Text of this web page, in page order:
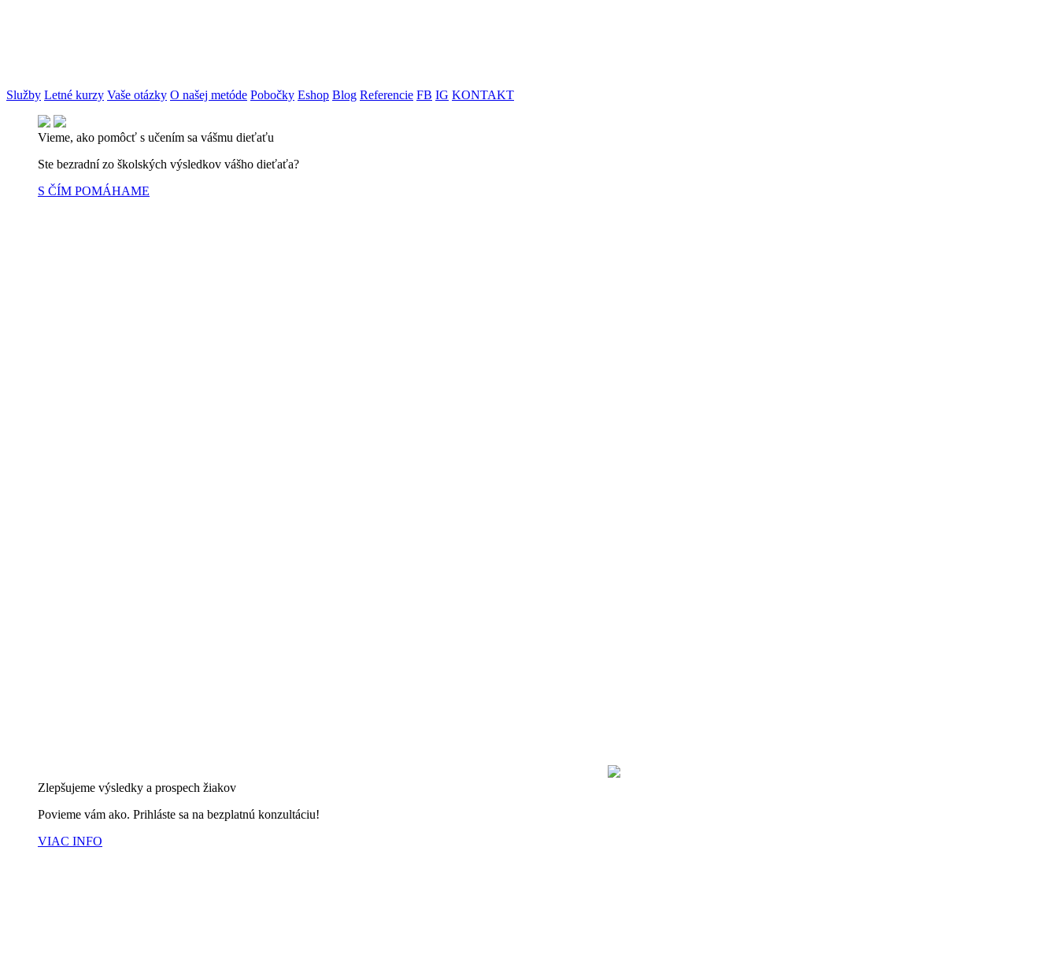
Služby Letné kurzy Vaše otázky O našej metóde Pobočky Eshop Blog Referencie FB IG KONTAKT
Vieme, ako pomôcť s učením sa vášmu dieťaťu
Ste bezradní zo školských výsledkov vášho dieťaťa?
S ČÍM POMÁHAME
Zlepšujeme výsledky a prospech žiakov
Povieme vám ako. Prihláste sa na bezplatnú konzultáciu!
VIAC INFO